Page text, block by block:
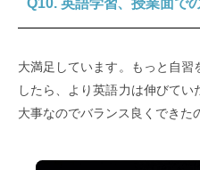
大満足しています。もっと自
したら、より英語力は伸びて
大事なのでバランス良くできた